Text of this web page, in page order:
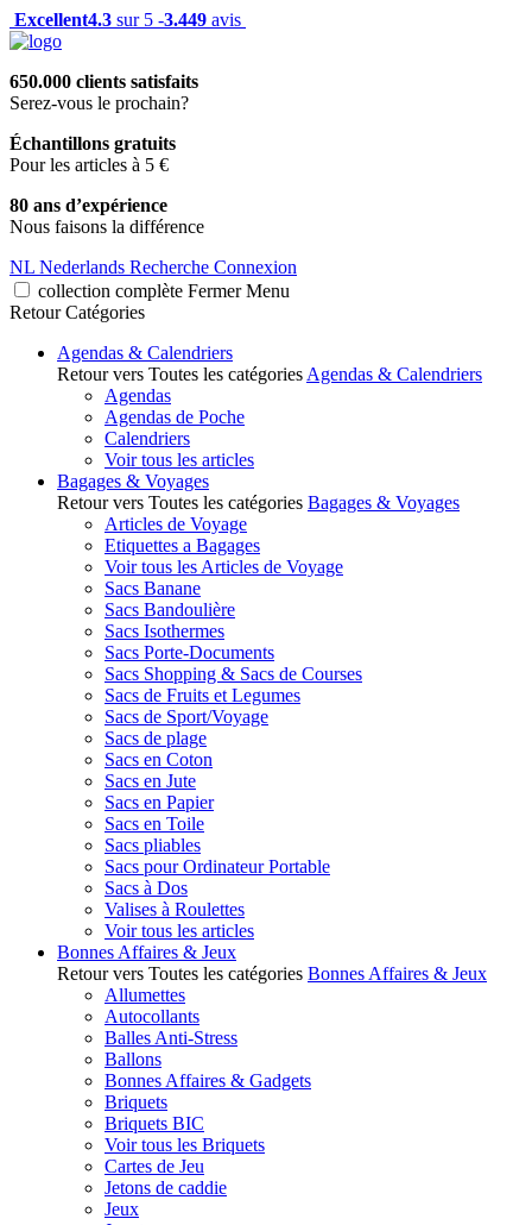
Excellent4.3 sur 5 -3.449 avis
650.000 clients satisfaits
Serez-vous le prochain?
Échantillons gratuits
Pour les articles à 5 €
80 ans d’expérience
Nous faisons la différence
NL Nederlands Recherche Connexion
collection complète Fermer Menu
Retour Catégories
Agendas & Calendriers
Retour vers Toutes les catégories Agendas & Calendriers
Agendas
Agendas de Poche
Calendriers
Voir tous les articles
Bagages & Voyages
Retour vers Toutes les catégories Bagages & Voyages
Articles de Voyage
Etiquettes a Bagages
Voir tous les Articles de Voyage
Sacs Banane
Sacs Bandoulière
Sacs Isothermes
Sacs Porte-Documents
Sacs Shopping & Sacs de Courses
Sacs de Fruits et Legumes
Sacs de Sport/Voyage
Sacs de plage
Sacs en Coton
Sacs en Jute
Sacs en Papier
Sacs en Toile
Sacs pliables
Sacs pour Ordinateur Portable
Sacs à Dos
Valises à Roulettes
Voir tous les articles
Bonnes Affaires & Jeux
Retour vers Toutes les catégories Bonnes Affaires & Jeux
Allumettes
Autocollants
Balles Anti-Stress
Ballons
Bonnes Affaires & Gadgets
Briquets
Briquets BIC
Voir tous les Briquets
Cartes de Jeu
Jetons de caddie
Jeux